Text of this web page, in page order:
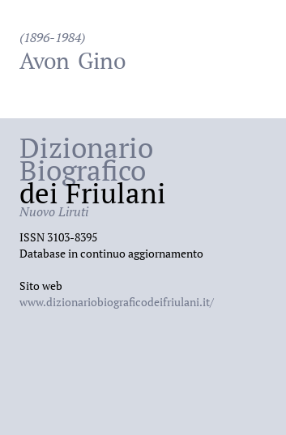
(1896-1984)
Avon Gino
Dizionario
Biografico
dei Friulani
Nuovo Liruti
ISSN 3103-8395
Database in continuo aggiornamento
Sito web
www.dizionariobiograficodeifriulani.it/